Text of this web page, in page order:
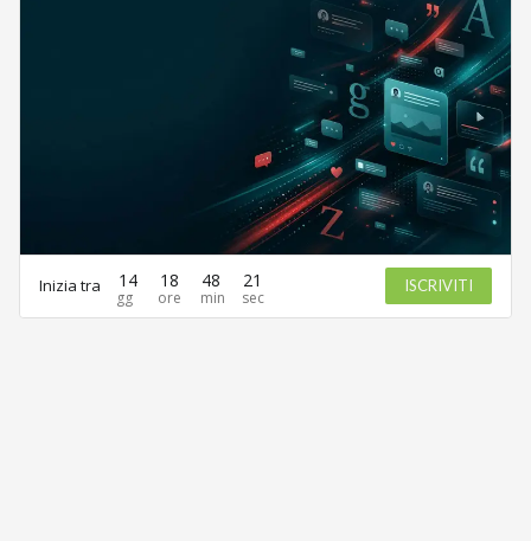
Inizia tra 14 18 48 21 ISCRIVITI